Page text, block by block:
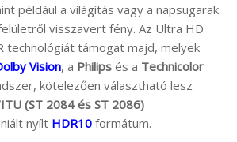
például a világítás vagy a napsugarak
visszavert fény. Az Ultra HD
technológiát támogat majd, melyek
Vision, a Philips és a Technicolor
kötelezően választható lesz
(ST 2084 és ST 2086)
nyílt HDR10 formátum.